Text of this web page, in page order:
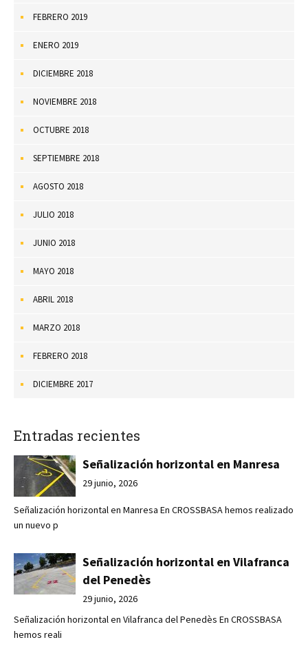
FEBRERO 2019
ENERO 2019
DICIEMBRE 2018
NOVIEMBRE 2018
OCTUBRE 2018
SEPTIEMBRE 2018
AGOSTO 2018
JULIO 2018
JUNIO 2018
MAYO 2018
ABRIL 2018
MARZO 2018
FEBRERO 2018
DICIEMBRE 2017
Entradas recientes
Señalización horizontal en Manresa
29 junio, 2026
Señalización horizontal en Manresa En CROSSBASA hemos realizado
un nuevo p
Señalización horizontal en Vilafranca
del Penedès
29 junio, 2026
Señalización horizontal en Vilafranca del Penedès En CROSSBASA
hemos reali